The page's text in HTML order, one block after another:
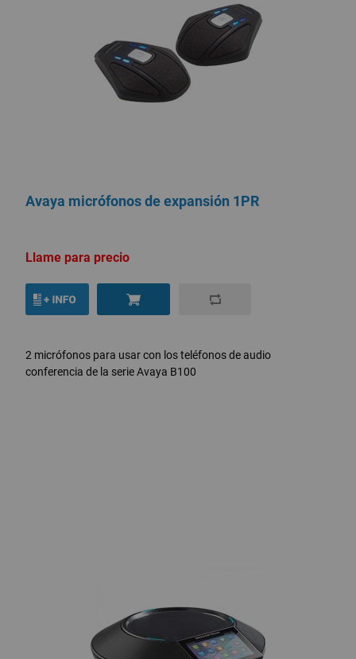
Avaya micrófonos de expansión 1PR
Llame para precio
2 micrófonos para usar con los teléfonos de audio
conferencia de la serie Avaya B100